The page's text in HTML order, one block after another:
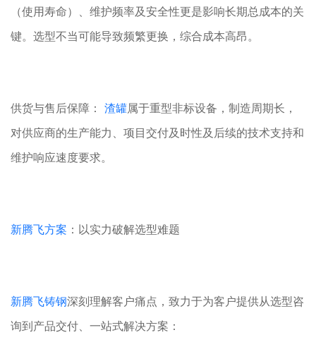
（使用寿命）、维护频率及安全性更是影响长期总成本的关
键。选型不当可能导致频繁更换，综合成本高昂。
供货与售后保障： 渣罐属于重型非标设备，制造周期长，
对供应商的生产能力、项目交付及时性及后续的技术支持和
维护响应速度要求。
新腾飞方案 ：以实力破解选型难题
新腾飞铸钢深刻理解客户痛点，致力于为客户提供从选型咨
询到产品交付、一站式解决方案：